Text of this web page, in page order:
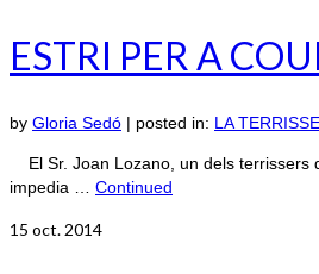
ESTRI PER A
by Gloria Sedó | posted in: LA
El Sr. Joan Lozano, un dels terrissers
impedia … Continued
15 oct. 2014